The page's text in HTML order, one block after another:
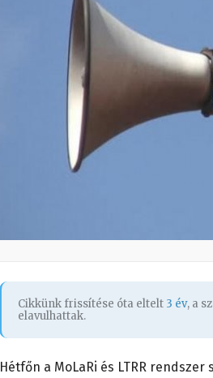
Cikkünk frissítése óta eltelt 3 év, a
elavulhattak.
Hétfőn a MoLaRi és LTRR